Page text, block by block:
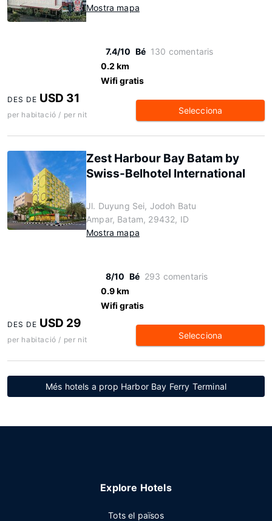
Mostra mapa
7.4/10 Bé 130 comentaris
0.2 km
Wifi gratis
DES DE USD 31
per habitació / per nit Selecciona
Zest Harbour Bay Batam by
Swiss-Belhotel International
Jl. Duyung Sei, Jodoh Batu
Ampar, Batam, 29432, ID
Mostra mapa
8/10 Bé 293 comentaris
0.9 km
Wifi gratis
DES DE USD 29
per habitació / per nit Selecciona
Més hotels a prop Harbor Bay Ferry Terminal
Explore Hotels
Tots el països